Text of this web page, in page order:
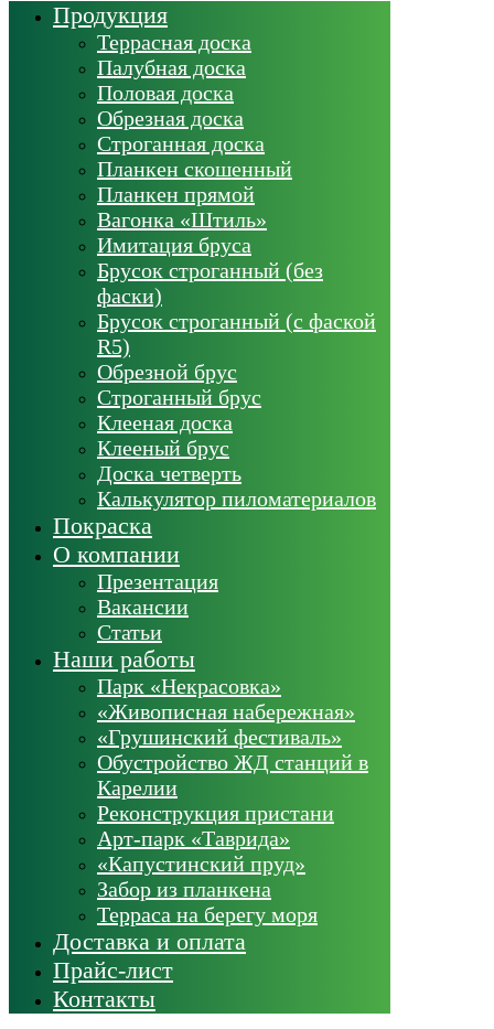
Продукция
Террасная доска
Палубная доска
Половая доска
Обрезная доска
Строганная доска
Планкен скошенный
Планкен прямой
Вагонка «Штиль»
Имитация бруса
Брусок строганный (без
фаски)
Брусок строганный (с фаской
R5)
Обрезной брус
Строганный брус
Клееная доска
Клееный брус
Доска четверть
Калькулятор пиломатериалов
Покраска
О компании
Презентация
Вакансии
Статьи
Наши работы
Парк «Некрасовка»
«Живописная набережная»
«Грушинский фестиваль»
Обустройство ЖД станций в
Карелии
Реконструкция пристани
Арт-парк «Таврида»
«Капустинский пруд»
Забор из планкена
Терраса на берегу моря
Доставка и оплата
Прайс-лист
Контакты